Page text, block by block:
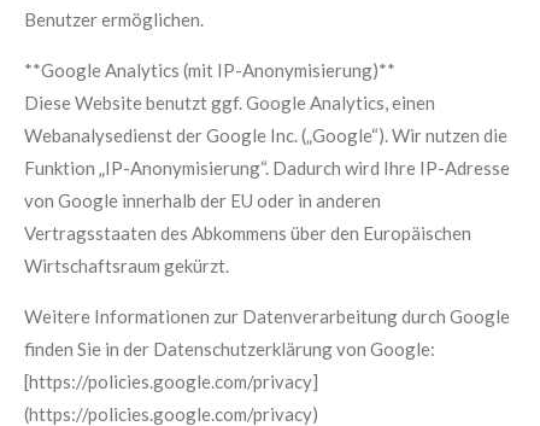
Benutzer ermöglichen.
**Google Analytics (mit IP-Anonymisierung)**
Diese Website benutzt ggf. Google Analytics, einen
Webanalysedienst der Google Inc. („Google“). Wir nutzen die
Funktion „IP-Anonymisierung“. Dadurch wird Ihre IP-Adresse
von Google innerhalb der EU oder in anderen
Vertragsstaaten des Abkommens über den Europäischen
Wirtschaftsraum gekürzt.
Weitere Informationen zur Datenverarbeitung durch Google
finden Sie in der Datenschutzerklärung von Google:
[https://policies.google.com/privacy]
(https://policies.google.com/privacy)